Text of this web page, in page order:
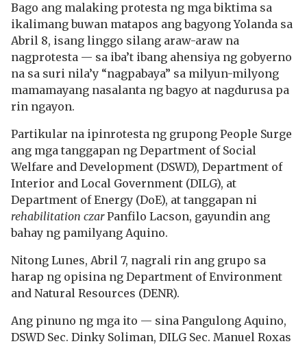
Bago ang malaking protesta ng mga biktima sa
ikalimang buwan matapos ang bagyong Yolanda sa
Abril 8, isang linggo silang araw-araw na
nagprotesta — sa iba’t ibang ahensiya ng gobyerno
na sa suri nila’y “nagpabaya” sa milyun-milyong
mamamayang nasalanta ng bagyo at nagdurusa pa
rin ngayon.
Partikular na ipinrotesta ng grupong People Surge
ang mga tanggapan ng Department of Social
Welfare and Development (DSWD), Department of
Interior and Local Government (DILG), at
Department of Energy (DoE), at tanggapan ni
rehabilitation czarPanfilo Lacson, gayundin ang
bahay ng pamilyang Aquino.
Nitong Lunes, Abril 7, nagrali rin ang grupo sa
harap ng opisina ng Department of Environment
and Natural Resources (DENR).
Ang pinuno ng mga ito — sina Pangulong Aquino,
DSWD Sec. Dinky Soliman, DILG Sec. Manuel Roxas